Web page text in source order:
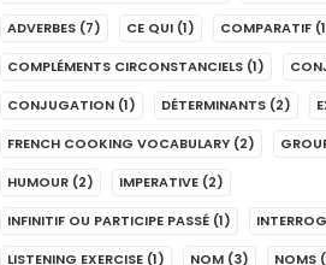
ADVERBES (7) CE QUI (1) COMPARATIF
COMPLÉMENTS CIRCONSTANCIELS (1)
CONJUGATION (1) DÉTERMINANTS (2)
FRENCH COOKING VOCABULARY (2)
HUMOUR (2) IMPERATIVE (2)
INFINITIF OU PARTICIPE PASSÉ (1)
LISTENING EXERCISE (1) NOM (3) NOMS